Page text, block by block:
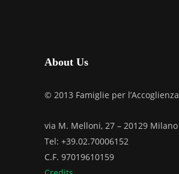
About Us
© 2013 Famiglie per l’Accoglienza
via M. Melloni, 27 – 20129 Milano
Tel: +39.02.70006152
C.F. 97019610159